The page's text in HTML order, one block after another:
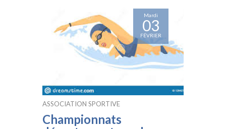
Mardi
03
FÉVRIER
ASSOCIATION SPORTIVE
Championnats